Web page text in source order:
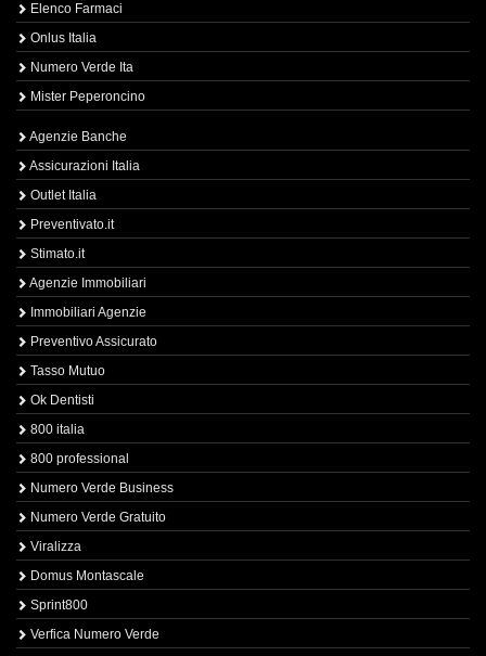
Elenco Farmaci
Onlus Italia
Numero Verde Ita
Mister Peperoncino
Agenzie Banche
Assicurazioni Italia
Outlet Italia
Preventivato.it
Stimato.it
Agenzie Immobiliari
Immobiliari Agenzie
Preventivo Assicurato
Tasso Mutuo
Ok Dentisti
800 italia
800 professional
Numero Verde Business
Numero Verde Gratuito
Viralizza
Domus Montascale
Sprint800
Verfica Numero Verde